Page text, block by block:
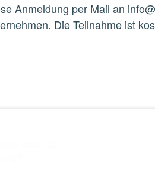
Anmeldung per Mail an
DieTeilnahme ist